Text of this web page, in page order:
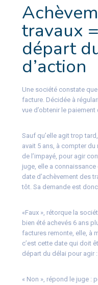
travaux
départ
d’action
Une société constate que
facture. Décidée à
vue d’obtenir le
Sauf qu’elle agit trop
avait 5 ans, à compter
de l’impayé, pour agir
juge, elle a
date d’achèvement des
tôt. Sa demande est
«Faux », rétorque la
bien été achevés 6 ans
factures remonte, elle, à
c’est cette date qui doit
départ du délai pour agir
« Non », répond le juge :